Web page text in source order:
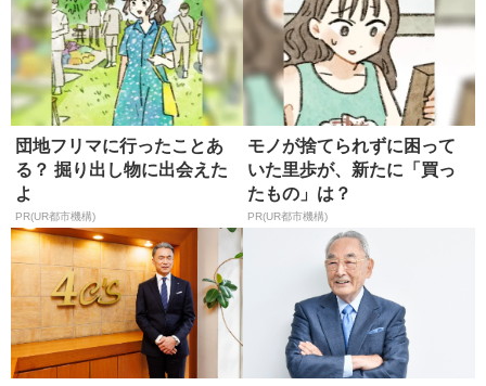
団地フリマに行ったことあ
る？ 掘り出し物に出会えた
よ
PR(UR都市機構)
モノが捨てられずに困って
いた里歩が、新たに「買っ
たもの」は？
PR(UR都市機構)